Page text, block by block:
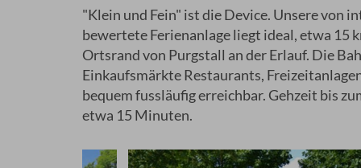
"Klein und Fein" ist die Device. Unsere von
bewertete Ferienanlage liegt ideal, etwa 15
Ortsrand von Purgstall an der Erlauf. Die
Einkaufsmärkte Restaurants,
bequem fussläufig erreichbar. Gehzeit bis
etwa 15 Minuten.